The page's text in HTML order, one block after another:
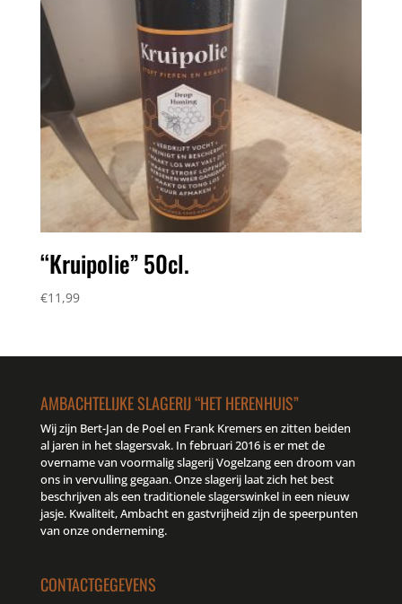
“Kruipolie” 50cl.
€11,99
AMBACHTELIJKE SLAGERIJ “HET HERENHUIS”
Wij zijn Bert-Jan de Poel en Frank Kremers en zitten beiden
al jaren in het slagersvak. In februari 2016 is er met de
overname van voormalig slagerij Vogelzang een droom van
ons in vervulling gegaan. Onze slagerij laat zich het best
beschrijven als een traditionele slagerswinkel in een nieuw
jasje. Kwaliteit, Ambacht en gastvrijheid zijn de speerpunten
van onze onderneming.
CONTACTGEGEVENS